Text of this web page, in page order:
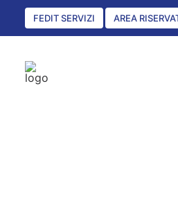
FEDIT SERVIZI AREA